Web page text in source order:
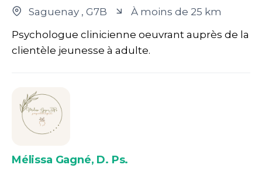
Saguenay , G7B
À moins de 25 km
Psychologue clinicienne oeuvrant auprès de la
clientèle jeunesse à adulte.
Mélissa Gagné, D. Ps.